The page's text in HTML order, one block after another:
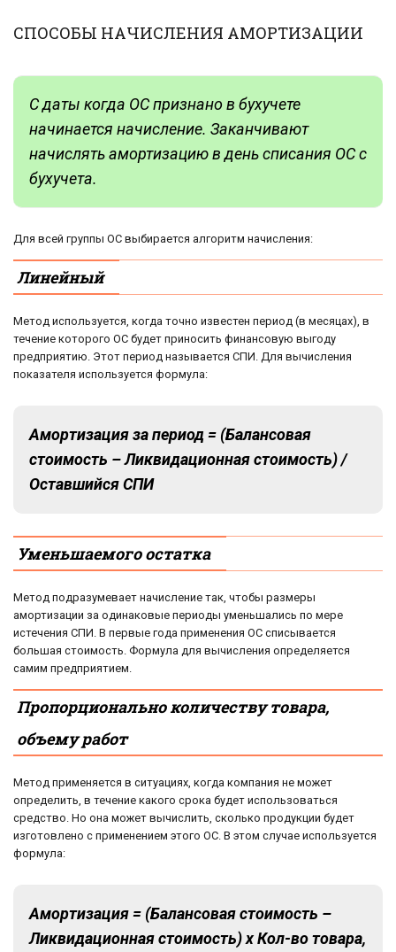
СПОСОБЫ НАЧИСЛЕНИЯ АМОРТИЗАЦИИ
С даты когда ОС признано в бухучете
начинается начисление. Заканчивают
начислять амортизацию в день списания ОС с
бухучета.
Для всей группы ОС выбирается алгоритм начисления:
Линейный
Метод используется, когда точно известен период (в месяцах), в
течение которого ОС будет приносить финансовую выгоду
предприятию. Этот период называется СПИ. Для вычисления
показателя используется формула:
Амортизация за период = (Балансовая
стоимость – Ликвидационная стоимость) /
Оставшийся СПИ
Уменьшаемого остатка
Метод подразумевает начисление так, чтобы размеры
амортизации за одинаковые периоды уменьшались по мере
истечения СПИ. В первые года применения ОС списывается
большая стоимость. Формула для вычисления определяется
самим предприятием.
Пропорционально количеству товара,
объему работ
Метод применяется в ситуациях, когда компания не может
определить, в течение какого срока будет использоваться
средство. Но она может вычислить, сколько продукции будет
изготовлено с применением этого ОС. В этом случае используется
формула:
Амортизация = (Балансовая стоимость –
Ликвидационная стоимость) х Кол-во товара,